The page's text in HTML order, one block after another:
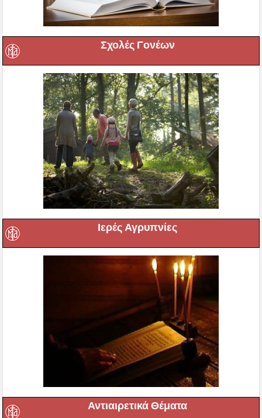
Σχολές Γονέων
Ιερές Αγρυπνίες
Αντιαιρετικά Θέματα